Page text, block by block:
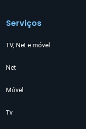
Serviços
TV, Net e móvel
Net
Móvel
Tv